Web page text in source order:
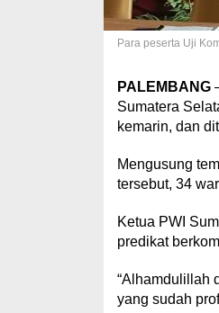
Para peserta Uji
PALEMBANG
Sumatera
kemarin, dan
Mengusung
tersebut, 34
Ketua PWI
predikat
“Alhamdulillah
yang sudah